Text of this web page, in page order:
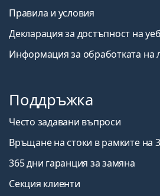
Правила и условия
Декларация за достъпност на
Информация за обработката на
Поддръжка
Често задавани въпроси
Връщане на стоки в рамките на
365 дни гаранция за замяна
Секция клиенти